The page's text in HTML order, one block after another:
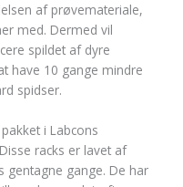
af prøvemateriale,
med. Dermed vil
spildet af dyre
have 10 gange mindre
spidser.
i Labcons
racks er lavet af
gentagne gange. De har